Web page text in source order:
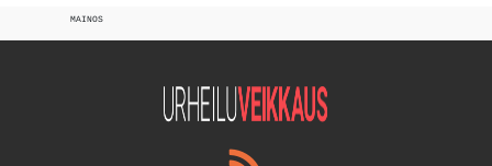
MAINOS